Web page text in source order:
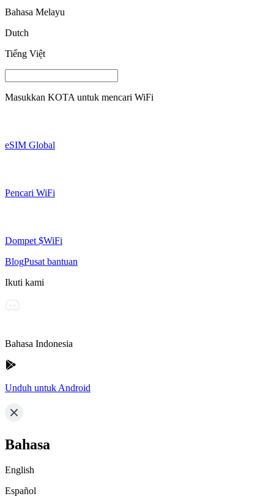
Bahasa Melayu
Dutch
Tiếng Việt
Masukkan KOTA untuk mencari WiFi
eSIM Global
Pencari WiFi
Dompet $WiFi
BlogPusat bantuan
Ikuti kami
Bahasa Indonesia
Unduh untuk Android
Bahasa
English
Español